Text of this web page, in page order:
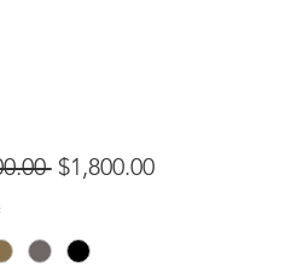
Precio
$1,800.00Precio